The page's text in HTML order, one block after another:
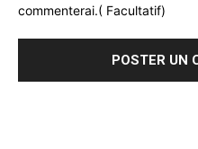
commenterai.( Facultatif)